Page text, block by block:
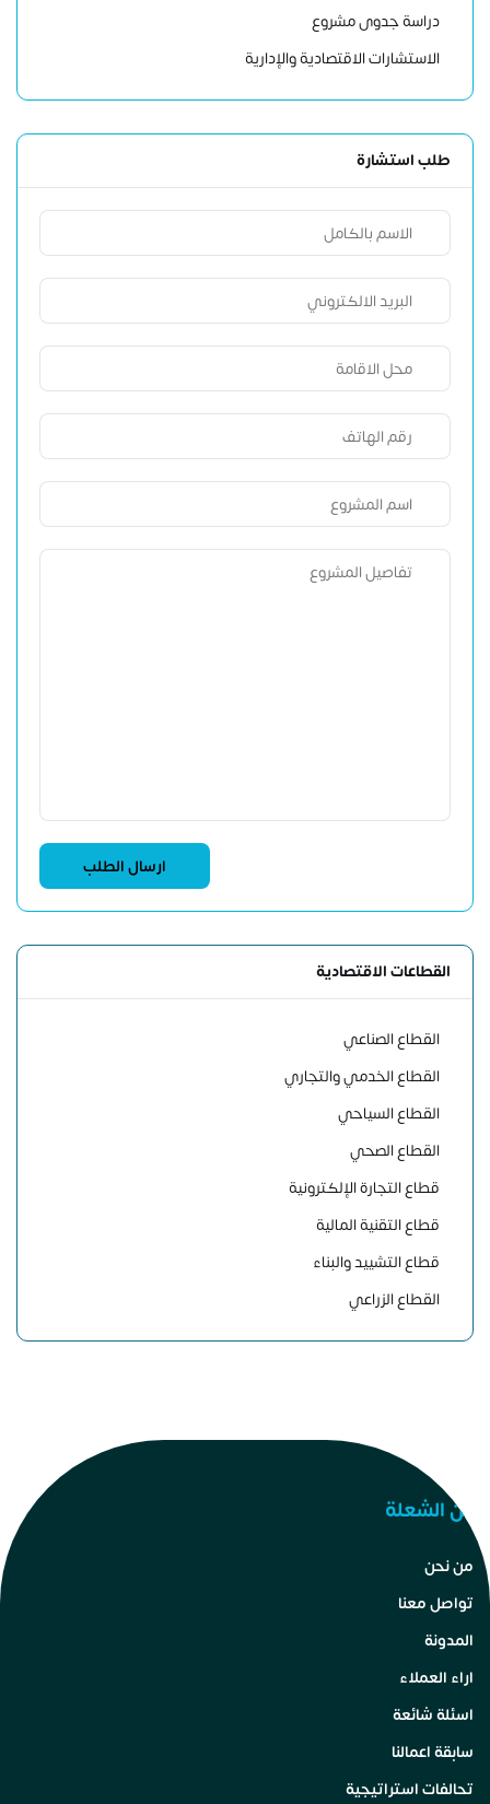
دراسة جدوى مشروع
الاستشارات الاقتصادية والإدارية
طلب استشارة
القطاعات الاقتصادية
القطاع الصناعي
القطاع الخدمي والتجاري
القطاع السياحي
القطاع الصحي
قطاع التجارة الإلكترونية
قطاع التقنية المالية
قطاع التشييد والبناء
القطاع الزراعي
عن الشعلة
من نحن
تواصل معنا
المدونة
اراء العملاء
اسئلة شائعة
سابقة اعمالنا
تحالفات استراتيجية